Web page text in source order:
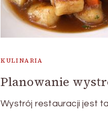
KULINARIA
Planowanie
Wystrój restauracji jest